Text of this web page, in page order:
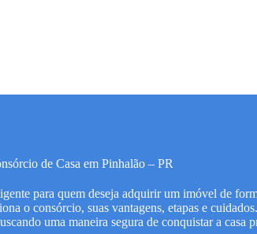
de Casa em Pinhalão – PR
para quem deseja adquirir um imóvel de
o consórcio, suas vantagens, etapas e
uma maneira segura de conquistar a casa